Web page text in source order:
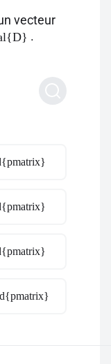
vecteur
.